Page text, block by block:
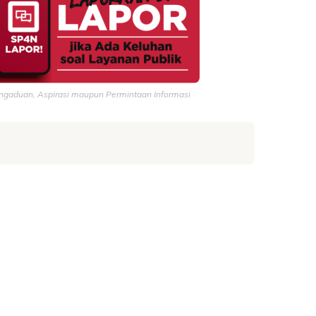
Aspirasi maupun Permintaan Informasi